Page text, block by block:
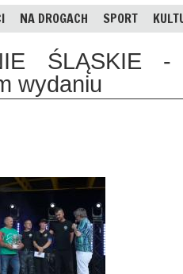
NA DROGACH SPORT
ŚLĄSKIE
wydaniu